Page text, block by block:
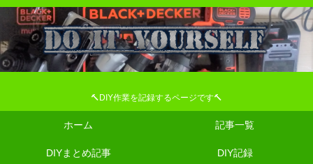
🔨DIY作業を記録するページです🔨
ホーム 記事一覧
DIYまとめ記事 DIY記録